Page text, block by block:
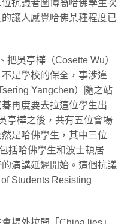
抗議者圖博裔哈佛學生次
讓人感覺哈佛某種程度已
把吳亭樺（Cosette Wu）
是學校的保全，事涉違
Yangchen）隨之站
再度要去拉這位學生出
亭樺之後，共有五位會場
是哈佛學生，其中三位
括哈佛學生和波士頓居
演講延遲開始。這個抗議
Students Resisting